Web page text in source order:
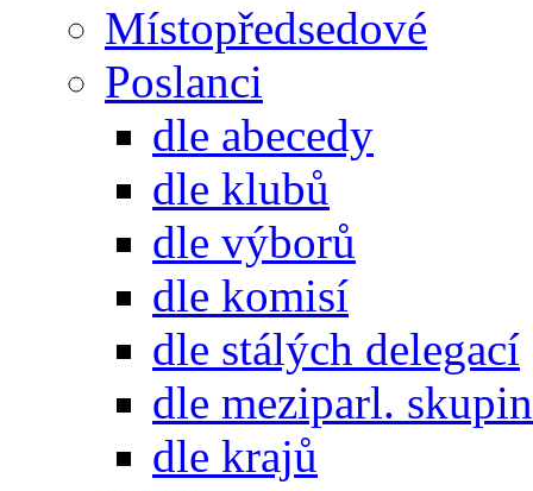
Místopředsedové
Poslanci
dle abecedy
dle klubů
dle výborů
dle komisí
dle stálých delegací
dle meziparl. skupin
dle krajů